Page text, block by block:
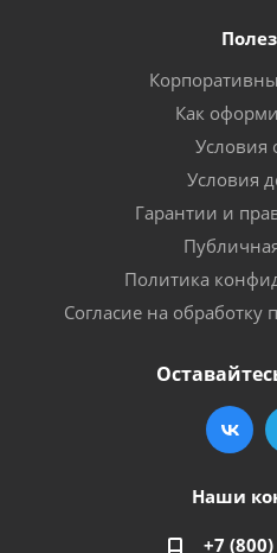
Как
Условия
Условия
Гарантии и
Политика
Согласие на
Наши
+7